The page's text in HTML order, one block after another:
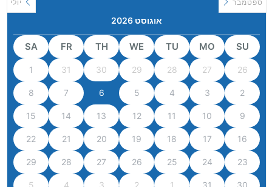
יולי
אוגוסט 2026
ספטמבר
SU
MO
TU
WE
TH
FR
SA
26
27
28
29
30
31
1
2
3
4
5
6
7
8
9
10
11
12
13
14
15
16
17
18
19
20
21
22
23
24
25
26
27
28
29
30
31
1
2
3
4
5